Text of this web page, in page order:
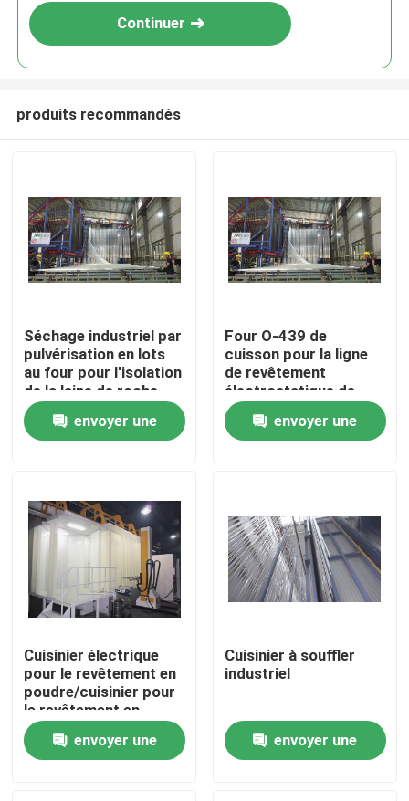
Maison
Produits
Continuer
produits recommandés
Séchage industriel par
pulvérisation en lots
au four pour l'isolation
de la laine de roche
envoyer une
Four O-439 de
cuisson pour la ligne
de revêtement
électrostatique de
poudre et la ligne de
peinture de jet
envoyer une
Cuisinier électrique
pour le revêtement en
poudre/cuisinier pour
le revêtement en
poudre de machine à
pulvérisation
électrostatique
envoyer une
Cuisinier à souffler
industriel
envoyer une